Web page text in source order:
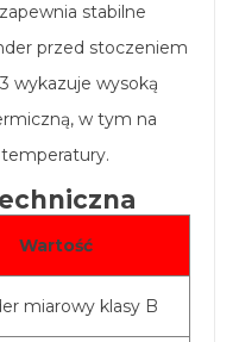
stabilne
przed stoczeniem
wykazuje wysoką
w tym na
Wartość
miarowy klasy B